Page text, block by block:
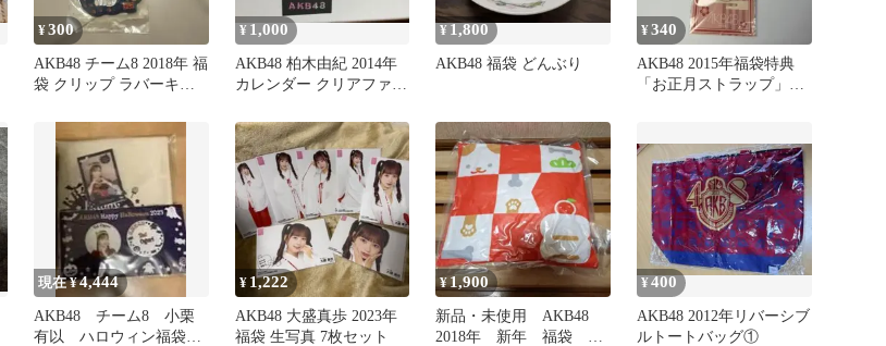
¥300
AKB48 チーム8 2018年 福
袋 クリップ ラバーキー
¥ 1,000
AKB48 柏木由紀 2014年
カレンダー クリアファイ
¥ 1,800
AKB48 福袋 どんぶり
¥340
AKB48 2015年福袋特典
「お正月ストラップ」山
現在 ¥4,444
AKB48 チーム8 小栗
有以 ハロウィン福袋
¥ 1,222
AKB48 大盛真歩 2023年
福袋 生写真 7枚セット
¥1,900
新品・未使用 AKB48
2018年 新年 福袋 ク
¥400
AKB48 2012年リバーシブ
ルトートバッグ①